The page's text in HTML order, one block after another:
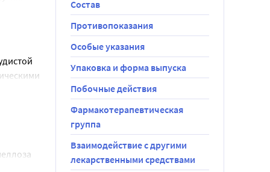
и
в
раз в
Состав
Противопоказания
Особые указания
Упаковка и форма выпуска
Побочные действия
Фармакотерапевтическая
группа
Взаимодействие с другими
лекарственными средствами